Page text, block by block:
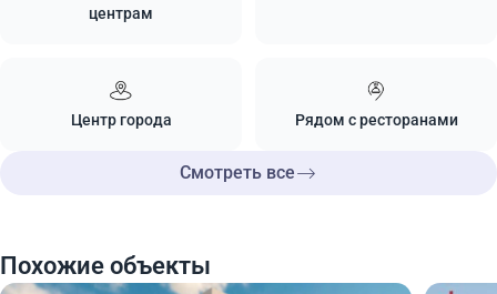
центрам
Центр города Рядом с ресторанами
Смотреть все
Похожие объекты